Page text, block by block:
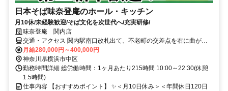
日本そば味奈登庵のホール・キッチン
月10休/未経験歓迎/そば文化を次世代へ/充実研修/
味奈登庵 関内店
交通・アクセス 関内駅南口改札出て、不老町の交差点を右に曲がっ
て、左手
月給280,000円～400,000円
神奈川県横浜市中区
勤務時間詳細 総労働時間：1ヶ月あたり215時間 10:00～22:30(休憩
1.5時間)
仕事内容 【おすすめポイント】 ✨＜月10日休み＞＜年間休日120日